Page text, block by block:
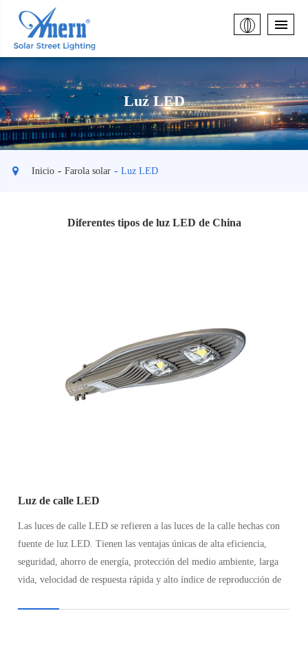
Luz LED
Inicio Farola solar Luz LED
Diferentes tipos de luz LED de China
Luz de calle LED
Las luces de calle LED se refieren a las luces de la calle hechas con
fuente de luz LED. Tienen las ventajas únicas de alta eficiencia,
seguridad, ahorro de energía, protección del medio ambiente, larga
vida, velocidad de respuesta rápida y alto índice de reproducción de